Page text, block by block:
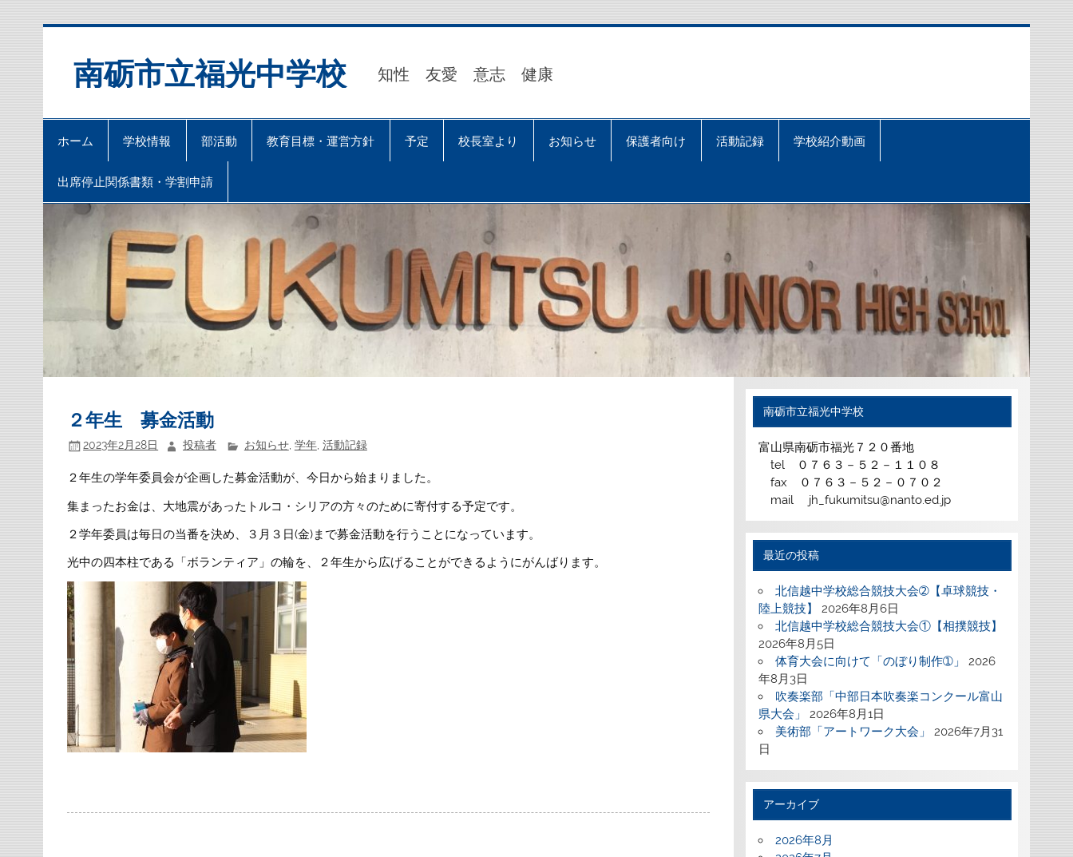
南砺市立福光中学校 知性 友愛 意志 健康
ホーム 学校情報 部活動 教育目標・運営方針 予定 校長室より お知らせ 保護者向け 活動記録 学校紹介動画
出席停止関係書類・学割申請
２年生 募金活動
2023年2月28日 投稿者 お知らせ, 学年, 活動記録
２年生の学年委員会が企画した募金活動が、今日から始まりました。
集まったお金は、大地震があったトルコ・シリアの方々のために寄付する予定です。
２学年委員は毎日の当番を決め、３月３日(金)まで募金活動を行うことになっています。
光中の四本柱である「ボランティア」の輪を、２年生から広げることができるようにがんばります。
南砺市立福光中学校
富山県南砺市福光７２０番地
tel ０７６３－５２－１１０８
fax ０７６３－５２－０７０２
mail jh_fukumitsu@nanto.ed.jp
最近の投稿
北信越中学校総合競技大会➁【卓球競技・
陸上競技】
2026年8月6日
北信越中学校総合競技大会①【相撲競技】
2026年8月5日
体育大会に向けて「のぼり制作➀」
2026
年8月3日
吹奏楽部「中部日本吹奏楽コンクール富山
県大会」
2026年8月1日
美術部「アートワーク大会」
2026年7月31
日
アーカイブ
2026年8月